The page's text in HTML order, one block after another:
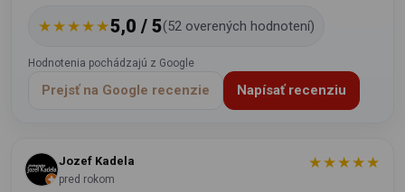
★★★★★5,0 / 5(52 overených hodnotení)
Hodnotenia pochádzajú z Google
Prejsť na Google recenzie Napísať recenziu
Jozef Kadela
pred rokom
★★★★★